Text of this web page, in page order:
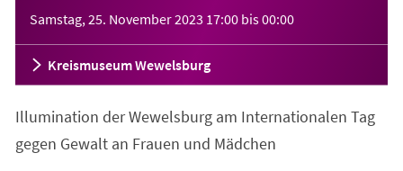
Samstag, 25. November 2023 17:00 bis00:00
Kreismuseum Wewelsburg
Illumination der Wewelsburg am Internationalen Tag
gegen Gewalt an Frauen und Mädchen